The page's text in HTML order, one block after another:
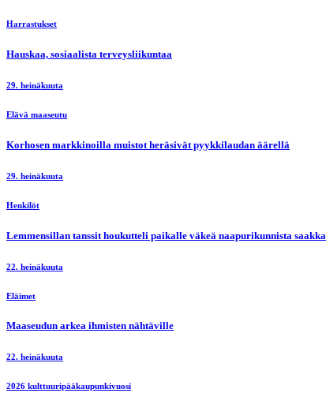
Harrastukset
Hauskaa, sosiaalista terveysliikuntaa
29. heinäkuuta
Elävä maaseutu
Korhosen markkinoilla muistot heräsivät pyykkilaudan äärellä
29. heinäkuuta
Henkilöt
Lemmensillan tanssit houkutteli paikalle väkeä naapurikunnista saakka
22. heinäkuuta
Eläimet
Maaseudun arkea ihmisten nähtäville
22. heinäkuuta
2026 kulttuuripääkaupunkivuosi